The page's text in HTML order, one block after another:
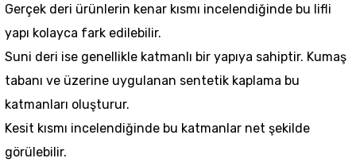
Gerçek deri ürünlerin kenar kısmı incelendiğinde bu lifli
yapı kolayca fark edilebilir.
Suni deri ise genellikle katmanlı bir yapıya sahiptir. Kumaş
tabanı ve üzerine uygulanan sentetik kaplama bu
katmanları oluşturur.
Kesit kısmı incelendiğinde bu katmanlar net şekilde
görülebilir.